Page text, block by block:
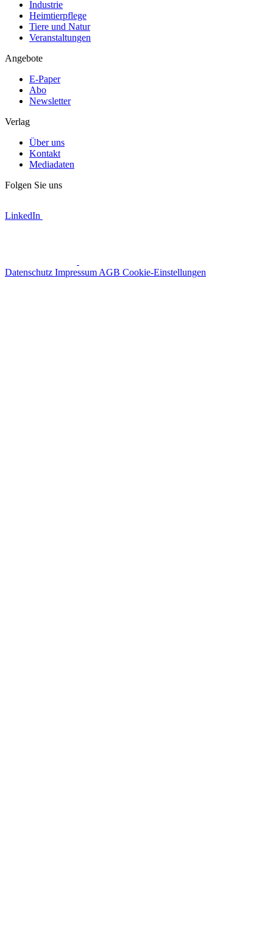
Industrie
Heimtierpflege
Tiere und Natur
Veranstaltungen
Angebote
E-Paper
Abo
Newsletter
Verlag
Über uns
Kontakt
Mediadaten
Folgen Sie uns
LinkedIn
Datenschutz Impressum AGB Cookie-Einstellungen